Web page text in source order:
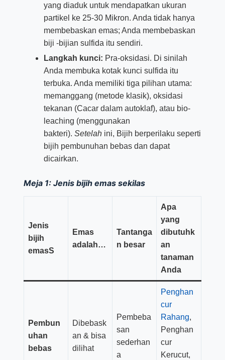
yang diaduk untuk mendapatkan ukuran
partikel ke 25-30 Mikron. Anda tidak hanya
membebaskan emas; Anda membebaskan
biji -bijian sulfida itu sendiri.
Langkah kunci: Pra-oksidasi. Di sinilah
Anda membuka kotak kunci sulfida itu
terbuka. Anda memiliki tiga pilihan utama:
memanggang (metode klasik), oksidasi
tekanan (Cacar dalam autoklaf), atau bio-
leaching (menggunakan
bakteri). Setelahini, Bijih berperilaku seperti
bijih pembunuhan bebas dan dapat
dicairkan.
Meja 1: Jenis bijih emas sekilas
Jenis
bijih
emasS
Emas
adalah…
Tantanga
n besar
Apa
yang
dibutuhk
an
tanaman
Anda
Pembun
uhan
bebas
Dibebask
an & bisa
dilihat
Pembeba
san
sederhan
a
Penghan
cur
Rahang,
Penghan
cur
Kerucut,